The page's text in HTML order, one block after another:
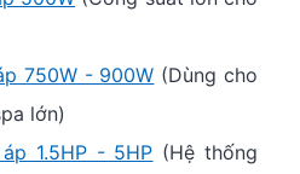
750W - 900W (Dùng cho
lớn)
1.5HP - 5HP (Hệ thống